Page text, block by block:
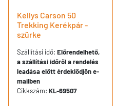
Kellys Carson 50
Trekking Kerékpár -
szürke
Szállítási idő: Előrendelhető,
a szállítási időről a rendelés
leadása előtt érdeklődjön e-
mailben
Cikkszám: KL-69507